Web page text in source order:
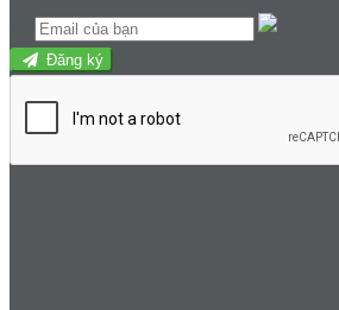
Đăng ký